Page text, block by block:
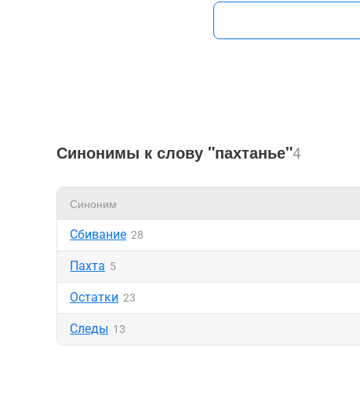
Синонимы к слову "пахтанье"4
Синоним
Сбивание 28
Пахта 5
Остатки 23
Следы 13